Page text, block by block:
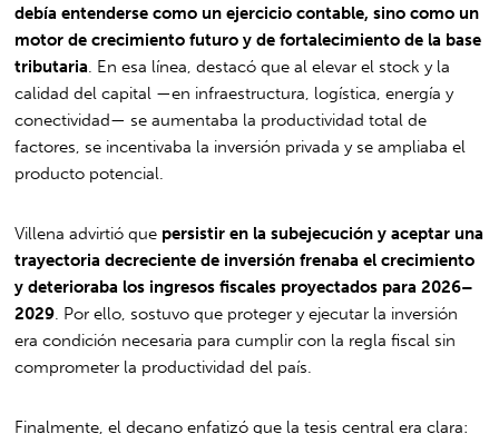
debía entenderse como un ejercicio contable, sino como un
motor de crecimiento futuro y de fortalecimiento de la base
tributaria . En esa línea, destacó que al elevar el stock y la
calidad del capital —en infraestructura, logística, energía y
conectividad— se aumentaba la productividad total de
factores, se incentivaba la inversión privada y se ampliaba el
producto potencial.
Villena advirtió que persistir en la subejecución y aceptar una
trayectoria decreciente de inversión frenaba el crecimiento
y deterioraba los ingresos fiscales proyectados para 2026–
2029 . Por ello, sostuvo que proteger y ejecutar la inversión
era condición necesaria para cumplir con la regla fiscal sin
comprometer la productividad del país.
Finalmente, el decano enfatizó que la tesis central era clara: